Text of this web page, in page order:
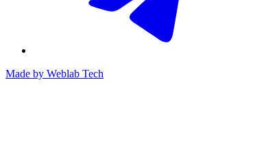
Made by Weblab Tech